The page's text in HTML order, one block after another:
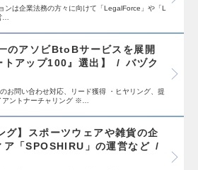
ンは企業法務の方々に向けて「LegalForce」や「L
…
のアソビBtoBサービスを展開
トアップ100』選出】
バヅク
お問い合わせ対応、リード獲得 ・ヒヤリング、提
アントナーチャリング ※…
グ】スポーツウェアや雑貨の企
ア「SPOSHIRU」の運営など